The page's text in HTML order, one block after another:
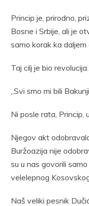
Princip je, prirodno,
Bosne i Srbije, ali je
samo korak ka
Taj cilj je bio revolucija.
„Svi smo mi bili
Ni posle rata, Princip,
Njegov akt
Buržoazija nije
su u nas govorili
velelepnog
Naš veliki pesnik